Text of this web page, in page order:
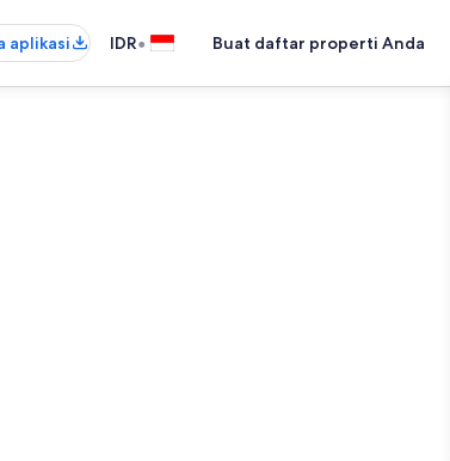
aplikasi IDR• Buat daftar properti Anda